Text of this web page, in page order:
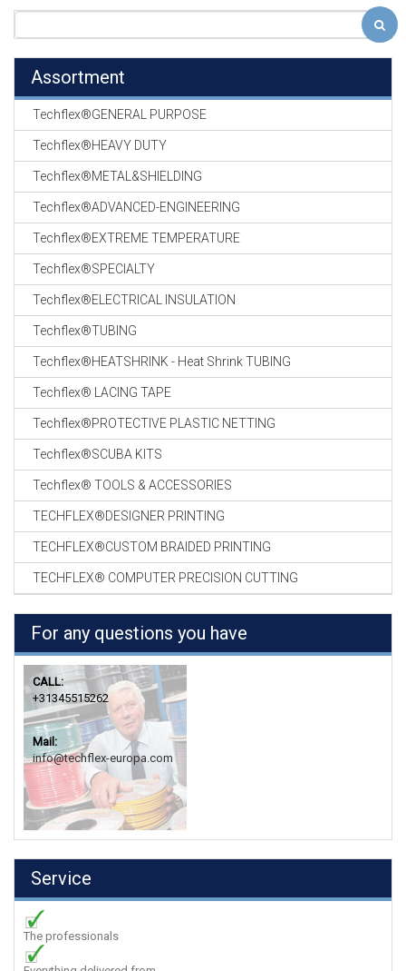
Assortment
Techflex®GENERAL PURPOSE
Techflex®HEAVY DUTY
Techflex®METAL&SHIELDING
Techflex®ADVANCED-ENGINEERING
Techflex®EXTREME TEMPERATURE
Techflex®SPECIALTY
Techflex®ELECTRICAL INSULATION
Techflex®TUBING
Techflex®HEATSHRINK - Heat Shrink TUBING
Techflex® LACING TAPE
Techflex®PROTECTIVE PLASTIC NETTING
Techflex®SCUBA KITS
Techflex® TOOLS & ACCESSORIES
TECHFLEX®DESIGNER PRINTING
TECHFLEX®CUSTOM BRAIDED PRINTING
TECHFLEX® COMPUTER PRECISION CUTTING
For any questions you have
CALL:
+31345515262
Mail:
info@techflex-europa.com
Service
The professionals